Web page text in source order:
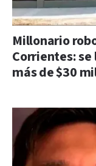
Millonario
Corrientes:
más de $30